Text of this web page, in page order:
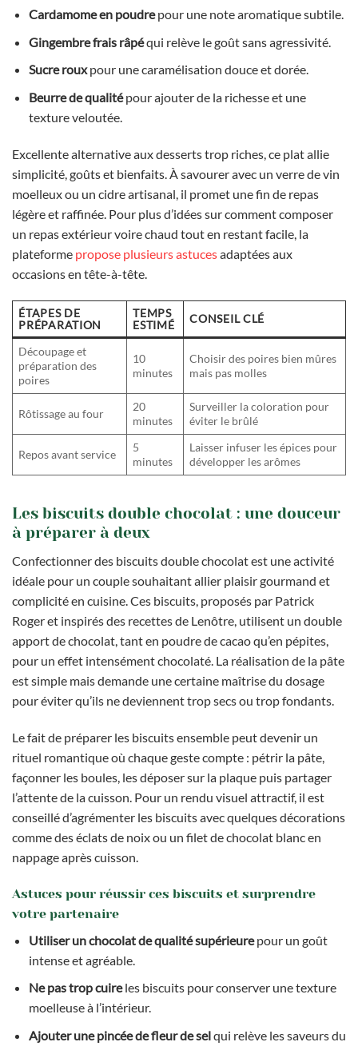
Cardamome en poudrepour une note aromatique subtile.
Gingembre frais râpéqui relève le goût sans agressivité.
Sucre rouxpour une caramélisation douce et dorée.
Beurre de qualitépour ajouter de la richesse et une
texture veloutée.
Excellente alternative aux desserts trop riches, ce plat allie
simplicité, goûts et bienfaits. À savourer avec un verre de vin
moelleux ou un cidre artisanal, il promet une fin de repas
légère et raffinée. Pour plus d’idées sur comment composer
un repas extérieur voire chaud tout en restant facile, la
plateforme propose plusieurs astucesadaptées aux
occasions en tête-à-tête.
ÉTAPES DE
PRÉPARATION
TEMPS
ESTIMÉ
CONSEIL CLÉ
Découpage et
préparation des
poires
10
minutes
Choisir des poires bien mûres
mais pas molles
Rôtissage au four
20
minutes
Surveiller la coloration pour
éviter le brûlé
Repos avant service
5
minutes
Laisser infuser les épices pour
développer les arômes
Les biscuits double chocolat : une douceur
à préparer à deux
Confectionner des biscuits double chocolat est une activité
idéale pour un couple souhaitant allier plaisir gourmand et
complicité en cuisine. Ces biscuits, proposés par Patrick
Roger et inspirés des recettes de Lenôtre, utilisent un double
apport de chocolat, tant en poudre de cacao qu’en pépites,
pour un effet intensément chocolaté. La réalisation de la pâte
est simple mais demande une certaine maîtrise du dosage
pour éviter qu’ils ne deviennent trop secs ou trop fondants.
Le fait de préparer les biscuits ensemble peut devenir un
rituel romantique où chaque geste compte : pétrir la pâte,
façonner les boules, les déposer sur la plaque puis partager
l’attente de la cuisson. Pour un rendu visuel attractif, il est
conseillé d’agrémenter les biscuits avec quelques décorations
comme des éclats de noix ou un filet de chocolat blanc en
nappage après cuisson.
Astuces pour réussir ces biscuits et surprendre
votre partenaire
Utiliser un chocolat de qualité supérieurepour un goût
intense et agréable.
Ne pas trop cuireles biscuits pour conserver une texture
moelleuse à l’intérieur.
Ajouter une pincée de fleur de selqui relève les saveurs du